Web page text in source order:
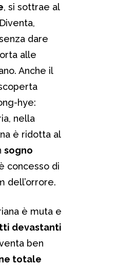
, si sottrae al
dare
alle
Anche il
hye:
nella
è ridotta al
sogno
concesso di
dell’orrore.
è muta e
devastanti
ben
totale